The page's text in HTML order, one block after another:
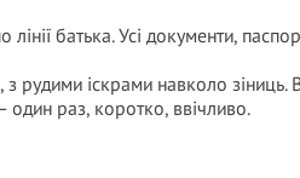
батька. Усі документи,
з рудими іскрами навколо зіниць.
один раз, коротко, ввічливо.